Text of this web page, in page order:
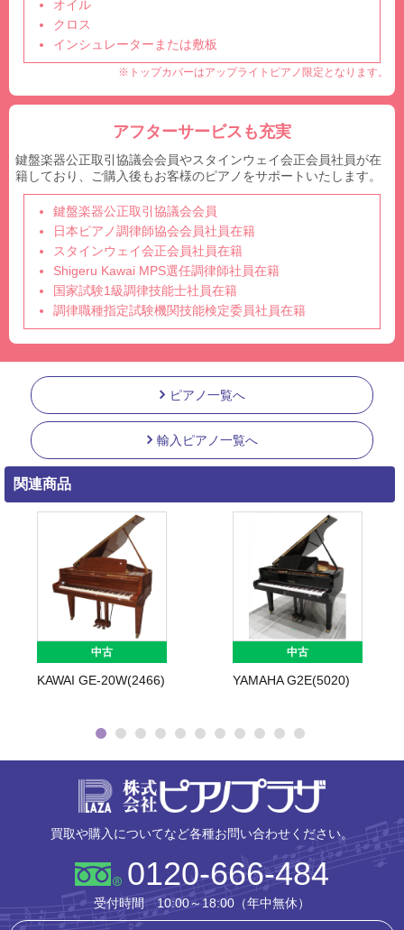
オイル
クロス
インシュレーターまたは敷板
※トップカバーはアップライトピアノ限定となります。
アフターサービスも充実
鍵盤楽器公正取引協議会会員やスタインウェイ会正会員社員が在
籍しており、ご購入後もお客様のピアノをサポートいたします。
鍵盤楽器公正取引協議会会員
日本ピアノ調律師協会会員社員在籍
スタインウェイ会正会員社員在籍
Shigeru Kawai MPS選任調律師社員在籍
国家試験1級調律技能士社員在籍
調律職種指定試験機関技能検定委員社員在籍
ピアノ一覧へ
輸入ピアノ一覧へ
関連商品
中古
KAWAI GE-20W(2466)
中古
YAMAHA G2E(5020)
買取や購入についてなど各種お問い合わせください。
0120-666-484
受付時間 10:00～18:00（年中無休）